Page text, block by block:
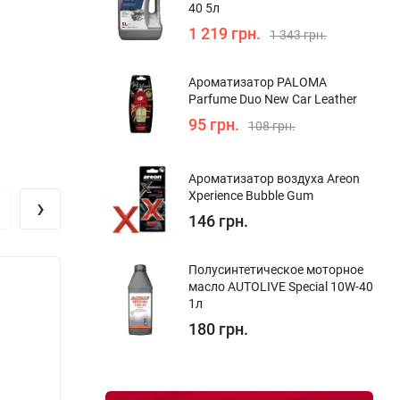
›
40 5л
1 219 грн. 1 343 грн.
Ароматизатор PALOMA
Parfume Duo New Car Leather
95 грн. 108 грн.
Ароматизатор воздуха Areon
Xperience Bubble Gum
146 грн.
Полуcинтетическое моторное
масло AUTOLIVE Special 10W-40
1л
180 грн.